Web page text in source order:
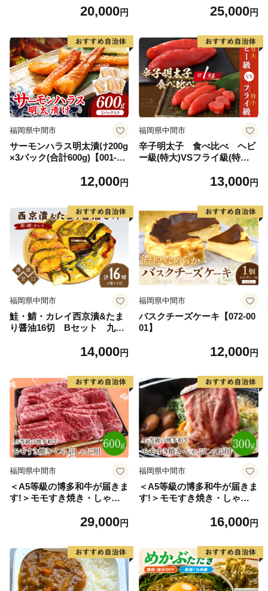
20,000円 25,000円
福岡県中間市
サーモンハラス明太漬け200g
×3パック(合計600g)【001-00
12,000円
福岡県中間市
辛子明太子 食べ比べ ヘビ
ー級(特大)VSフライ級(特小)
13,000円
福岡県中間市
鮭・鯖・カレイ西京漬&たま
り醤油16切 Bセット 九州
14,000円
福岡県中間市
バスクチーズケーキ【072-00
01】
12,000円
福岡県中間市
＜A5等級の博多和牛が届きま
す!＞モモすき焼き・しゃぶ
29,000円
福岡県中間市
＜A5等級の博多和牛が届きま
す!＞モモすき焼き・しゃぶ
16,000円